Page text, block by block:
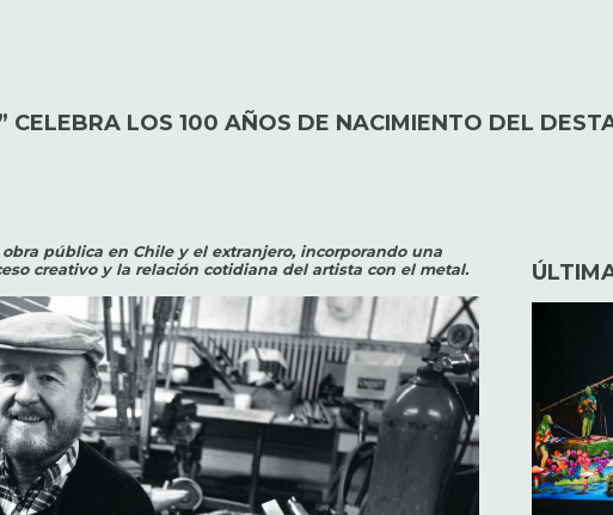
CELEBRA LOS 100 AÑOS DE NACIMIENTO DEL
pública en Chile y el extranjero, incorporando una
creativo y la relación cotidiana del artista con el metal.